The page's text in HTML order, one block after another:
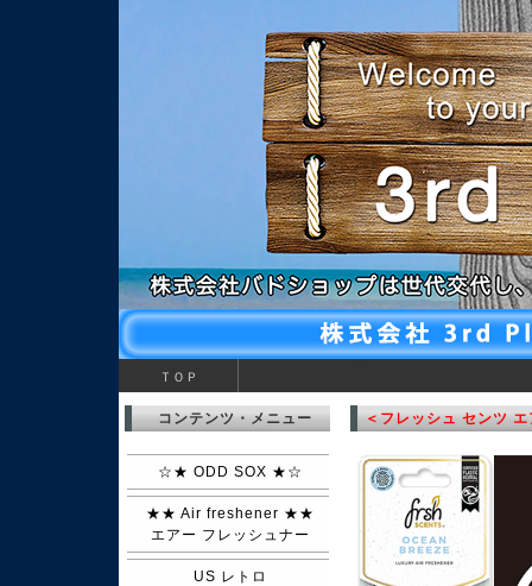
ＴＯＰ
＜フレッシュ センツ
コンテンツ・メニュー
☆★ ODD SOX ★☆
★★ Air freshener ★★
エアー フレッシュナー
US レトロ